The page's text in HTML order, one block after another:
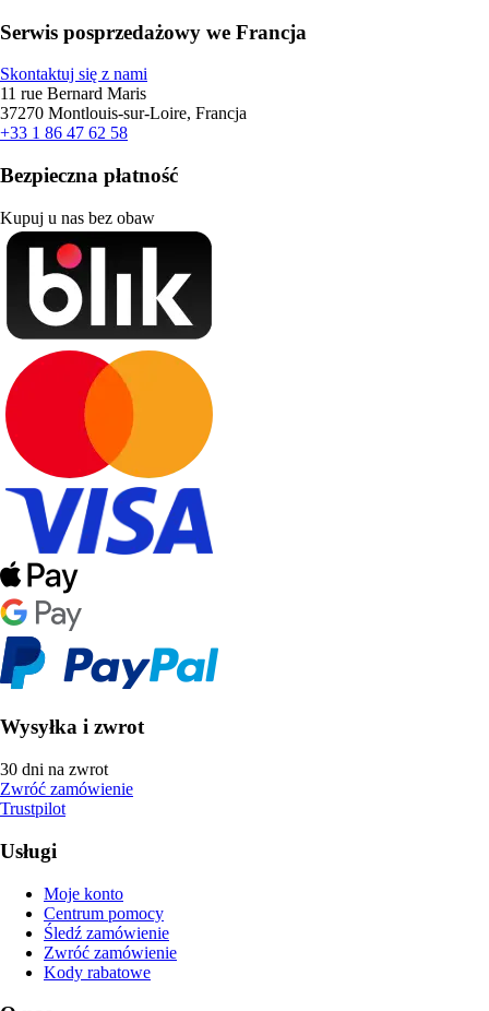
Serwis posprzedażowy we Francja
Skontaktuj się z nami
11 rue Bernard Maris
37270 Montlouis-sur-Loire, Francja
+33 1 86 47 62 58
Bezpieczna płatność
Kupuj u nas bez obaw
Wysyłka i zwrot
30 dni na zwrot
Zwróć zamówienie
Trustpilot
Usługi
Moje konto
Centrum pomocy
Śledź zamówienie
Zwróć zamówienie
Kody rabatowe